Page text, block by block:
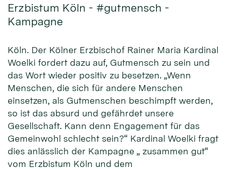
Erzbistum Köln - #gutmensch -
Kampagne
Köln. Der Kölner Erzbischof Rainer Maria Kardinal
Woelki fordert dazu auf, Gutmensch zu sein und
das Wort wieder positiv zu besetzen. „Wenn
Menschen, die sich für andere Menschen
einsetzen, als Gutmenschen beschimpft werden,
so ist das absurd und gefährdet unsere
Gesellschaft. Kann denn Engagement für das
Gemeinwohl schlecht sein?“ Kardinal Woelki fragt
dies anlässlich der Kampagne „ zusammen gut“
vom Erzbistum Köln und dem